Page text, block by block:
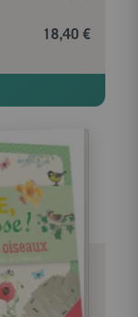
insectes et
18,40 €